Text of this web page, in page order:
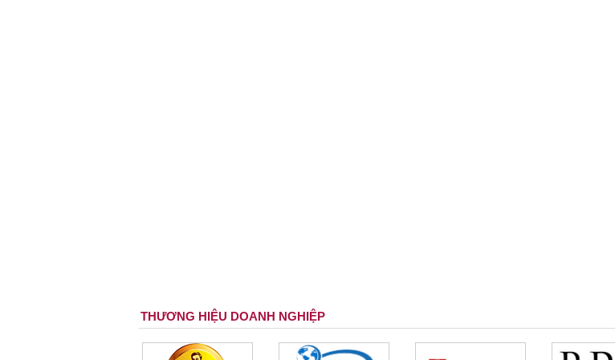
THƯƠNG HIỆU DOANH NGHIỆP